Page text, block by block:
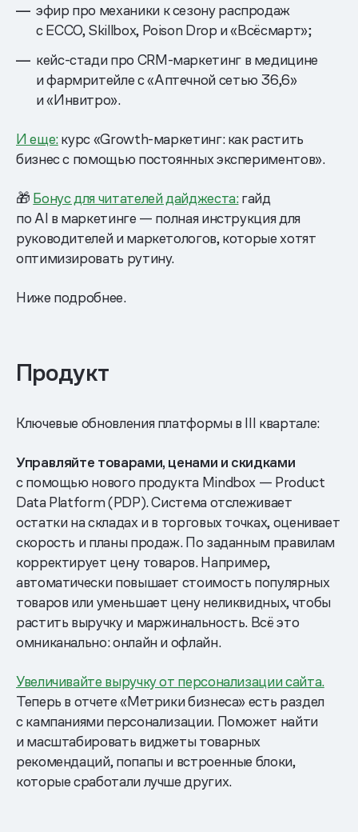
эфир про механики к сезону распродаж
с ECCO, Skillbox, Poison Drop и «Всёсмарт»;
кейс-стади про CRM-маркетинг в медицине
и фармритейле с «Аптечной сетью 36,6»
и «Инвитро».
И еще:курс «Growth-маркетинг: как растить
бизнес с помощью постоянных экспериментов».
🎁 Бонус для читателей дайджеста:гайд
по AI в маркетинге — полная инструкция для
руководителей и маркетологов, которые хотят
оптимизировать рутину.
Ниже подробнее.
Продукт
Ключевые обновления платформы в III квартале:
Управляйте товарами, ценами и скидками
с помощью нового продукта Mindbox — Product
Data Platform (PDP). Система отслеживает
остатки на складах и в торговых точках, оценивает
скорость и планы продаж. По заданным правилам
корректирует цену товаров. Например,
автоматически повышает стоимость популярных
товаров или уменьшает цену неликвидных, чтобы
растить выручку и маржинальность. Всё это
омниканально: онлайн и офлайн.
Увеличивайте выручку от персонализации сайта.
Теперь в отчете «Метрики бизнеса» есть раздел
с кампаниями персонализации. Поможет найти
и масштабировать виджеты товарных
рекомендаций, попапы и встроенные блоки,
которые сработали лучше других.